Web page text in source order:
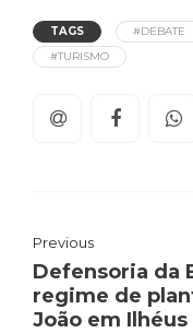
TAGS #DEBATE
#TURISMO
Previous
Defensoria da
regime de
João em Ilhéus